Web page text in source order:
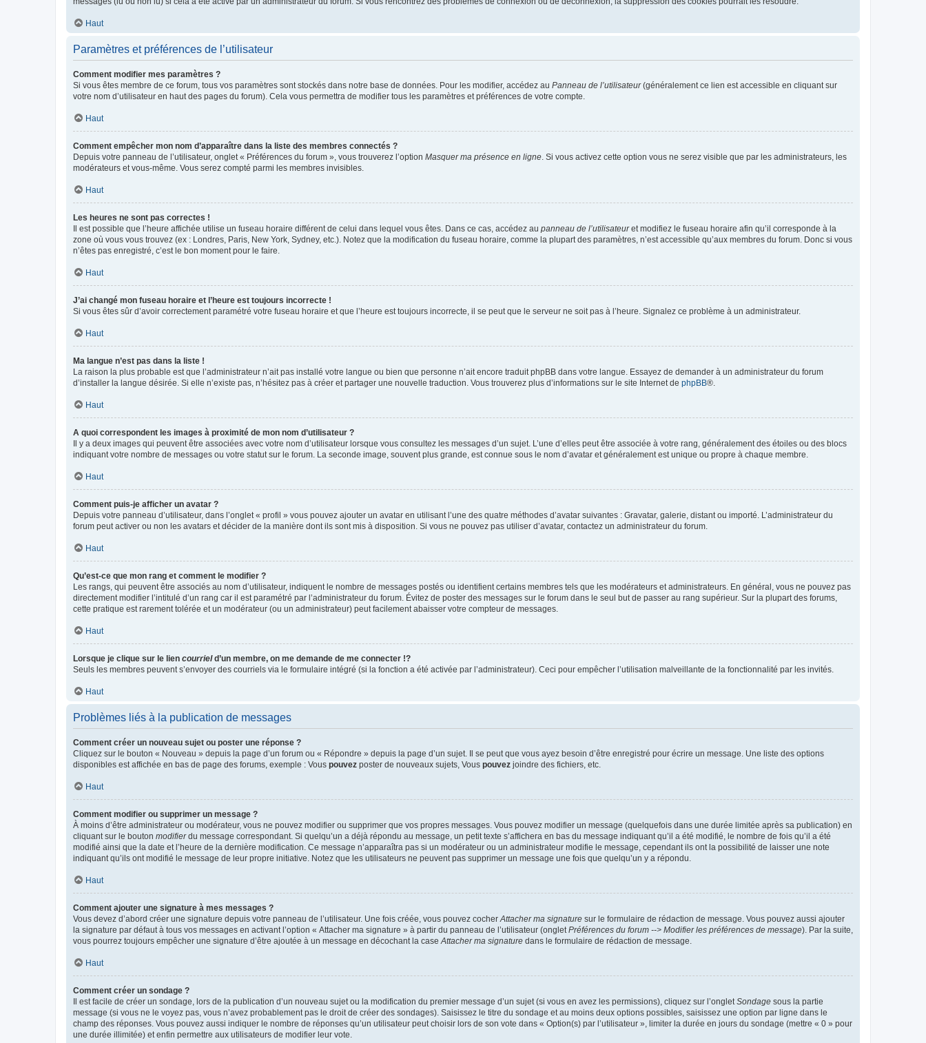
Haut
Paramètres et préférences de l’utilisateur
Comment modifier mes paramètres ?
Si vous êtes membre de ce forum, tous vos paramètres sont stockés dans notre base de données. Pour les modifier, accédez au Panneau de l’utilisateur(généralement ce lien est accessible en cliquant sur
votre nom d’utilisateur en haut des pages du forum). Cela vous permettra de modifier tous les paramètres et préférences de votre compte.
Haut
Comment empêcher mon nom d’apparaître dans la liste des membres connectés ?
Depuis votre panneau de l’utilisateur, onglet « Préférences du forum », vous trouverez l’option Masquer ma présence en ligne . Si vous activez cette option vous ne serez visible que par les administrateurs, les
modérateurs et vous-même. Vous serez compté parmi les membres invisibles.
Haut
Les heures ne sont pas correctes !
Il est possible que l’heure affichée utilise un fuseau horaire différent de celui dans lequel vous êtes. Dans ce cas, accédez au panneau de l’utilisateuret modifiez le fuseau horaire afin qu’il corresponde à la
zone où vous vous trouvez (ex : Londres, Paris, New York, Sydney, etc.). Notez que la modification du fuseau horaire, comme la plupart des paramètres, n’est accessible qu’aux membres du forum. Donc si vous
n’êtes pas enregistré, c’est le bon moment pour le faire.
Haut
J’ai changé mon fuseau horaire et l’heure est toujours incorrecte !
Si vous êtes sûr d’avoir correctement paramétré votre fuseau horaire et que l’heure est toujours incorrecte, il se peut que le serveur ne soit pas à l’heure. Signalez ce problème à un administrateur.
Haut
Ma langue n’est pas dans la liste !
La raison la plus probable est que l’administrateur n’ait pas installé votre langue ou bien que personne n’ait encore traduit phpBB dans votre langue. Essayez de demander à un administrateur du forum
d’installer la langue désirée. Si elle n’existe pas, n’hésitez pas à créer et partager une nouvelle traduction. Vous trouverez plus d’informations sur le site Internet de phpBB®.
Haut
A quoi correspondent les images à proximité de mon nom d’utilisateur ?
Il y a deux images qui peuvent être associées avec votre nom d’utilisateur lorsque vous consultez les messages d’un sujet. L’une d’elles peut être associée à votre rang, généralement des étoiles ou des blocs
indiquant votre nombre de messages ou votre statut sur le forum. La seconde image, souvent plus grande, est connue sous le nom d’avatar et généralement est unique ou propre à chaque membre.
Haut
Comment puis-je afficher un avatar ?
Depuis votre panneau d’utilisateur, dans l’onglet « profil » vous pouvez ajouter un avatar en utilisant l’une des quatre méthodes d’avatar suivantes : Gravatar, galerie, distant ou importé. L’administrateur du
forum peut activer ou non les avatars et décider de la manière dont ils sont mis à disposition. Si vous ne pouvez pas utiliser d’avatar, contactez un administrateur du forum.
Haut
Qu’est-ce que mon rang et comment le modifier ?
Les rangs, qui peuvent être associés au nom d’utilisateur, indiquent le nombre de messages postés ou identifient certains membres tels que les modérateurs et administrateurs. En général, vous ne pouvez pas
directement modifier l’intitulé d’un rang car il est paramétré par l’administrateur du forum. Évitez de poster des messages sur le forum dans le seul but de passer au rang supérieur. Sur la plupart des forums,
cette pratique est rarement tolérée et un modérateur (ou un administrateur) peut facilement abaisser votre compteur de messages.
Haut
Lorsque je clique sur le lien courrield’un membre, on me demande de me connecter !?
Seuls les membres peuvent s’envoyer des courriels via le formulaire intégré (si la fonction a été activée par l’administrateur). Ceci pour empêcher l’utilisation malveillante de la fonctionnalité par les invités.
Haut
Problèmes liés à la publication de messages
Comment créer un nouveau sujet ou poster une réponse ?
Cliquez sur le bouton « Nouveau » depuis la page d’un forum ou « Répondre » depuis la page d’un sujet. Il se peut que vous ayez besoin d’être enregistré pour écrire un message. Une liste des options
disponibles est affichée en bas de page des forums, exemple : Vous pouvez poster de nouveaux sujets, Vous pouvez joindre des fichiers, etc.
Haut
Comment modifier ou supprimer un message ?
À moins d’être administrateur ou modérateur, vous ne pouvez modifier ou supprimer que vos propres messages. Vous pouvez modifier un message (quelquefois dans une durée limitée après sa publication) en
cliquant sur le bouton modifierdu message correspondant. Si quelqu’un a déjà répondu au message, un petit texte s’affichera en bas du message indiquant qu’il a été modifié, le nombre de fois qu’il a été
modifié ainsi que la date et l’heure de la dernière modification. Ce message n’apparaîtra pas si un modérateur ou un administrateur modifie le message, cependant ils ont la possibilité de laisser une note
indiquant qu’ils ont modifié le message de leur propre initiative. Notez que les utilisateurs ne peuvent pas supprimer un message une fois que quelqu’un y a répondu.
Haut
Comment ajouter une signature à mes messages ?
Vous devez d’abord créer une signature depuis votre panneau de l’utilisateur. Une fois créée, vous pouvez cocher Attacher ma signature sur le formulaire de rédaction de message. Vous pouvez aussi ajouter
la signature par défaut à tous vos messages en activant l’option « Attacher ma signature » à partir du panneau de l’utilisateur (onglet Préférences du forum --> Modifier les préférences de message). Par la suite,
vous pourrez toujours empêcher une signature d’être ajoutée à un message en décochant la case Attacher ma signature dans le formulaire de rédaction de message.
Haut
Comment créer un sondage ?
Il est facile de créer un sondage, lors de la publication d’un nouveau sujet ou la modification du premier message d’un sujet (si vous en avez les permissions), cliquez sur l’onglet Sondage sous la partie
message (si vous ne le voyez pas, vous n’avez probablement pas le droit de créer des sondages). Saisissez le titre du sondage et au moins deux options possibles, saisissez une option par ligne dans le
champ des réponses. Vous pouvez aussi indiquer le nombre de réponses qu’un utilisateur peut choisir lors de son vote dans « Option(s) par l’utilisateur », limiter la durée en jours du sondage (mettre « 0 » pour
une durée illimitée) et enfin permettre aux utilisateurs de modifier leur vote.